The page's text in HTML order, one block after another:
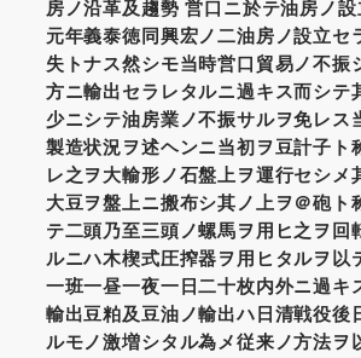
房ノ沿革及趨勢 営口ニ於テ油房ノ
元年義泰徳同興宏ノ二油房ノ設立セ
失トナス然シモ当時営口貿易ノ不振
方ニ輸出セラレタルニ過キス而シテ
少ニシテ油房業ノ不振サルヲ免レス
製造状況ヲ述ヘンニ当初ヲ豆計子ト
レ之ヲ大輸形ノ石盤上ヲ運行セシメ
大豆ヲ盤上ニ搬布シ其ノ上ヲ＠砲ト
テ二頭乃至三頭ノ螺馬ヲ用ヒ之ヲ回
ルニハ木楔式圧搾器ヲ用ヒタルヲ以
一班一昼一夜一日二十枚内外ニ過キ
輸出豆粕及豆油ノ輸出ハ日清戦役後
ルモノ激増シタル為メ従来ノ方法ヲ